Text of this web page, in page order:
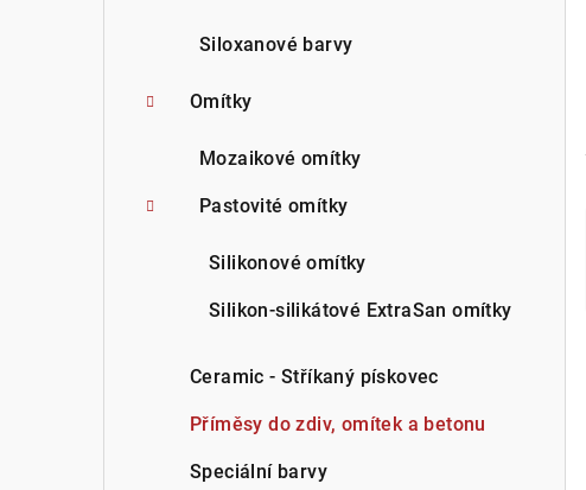
Siloxanové barvy
Omítky
Mozaikové omítky
Pastovité omítky
Silikonové omítky
Silikon-silikátové ExtraSan omítky
Ceramic - Stříkaný pískovec
Příměsy do zdiv, omítek a betonu
Speciální barvy